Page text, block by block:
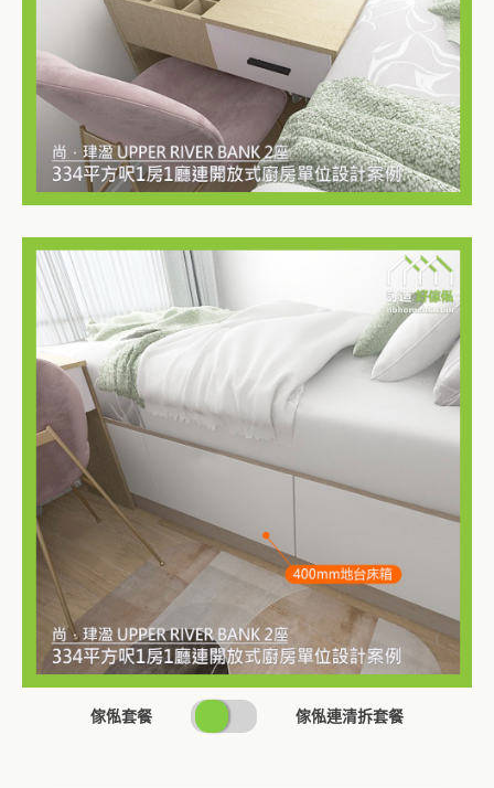
傢俬套餐
SWITCH
PRICING
傢俬連清拆套餐